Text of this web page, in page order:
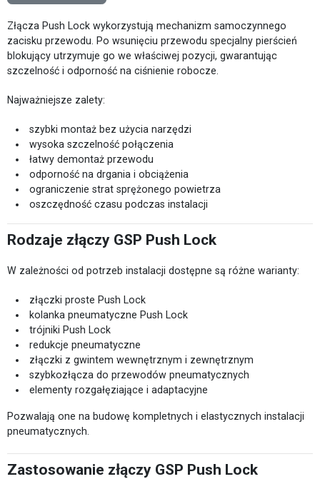
Złącza Push Lock wykorzystują mechanizm samoczynnego
zacisku przewodu. Po wsunięciu przewodu specjalny pierścień
blokujący utrzymuje go we właściwej pozycji, gwarantując
szczelność i odporność na ciśnienie robocze.
Najważniejsze zalety:
szybki montaż bez użycia narzędzi
wysoka szczelność połączenia
łatwy demontaż przewodu
odporność na drgania i obciążenia
ograniczenie strat sprężonego powietrza
oszczędność czasu podczas instalacji
Rodzaje złączy GSP Push Lock
W zależności od potrzeb instalacji dostępne są różne warianty:
złączki proste Push Lock
kolanka pneumatyczne Push Lock
trójniki Push Lock
redukcje pneumatyczne
złączki z gwintem wewnętrznym i zewnętrznym
szybkozłącza do przewodów pneumatycznych
elementy rozgałęziające i adaptacyjne
Pozwalają one na budowę kompletnych i elastycznych instalacji
pneumatycznych.
Zastosowanie złączy GSP Push Lock